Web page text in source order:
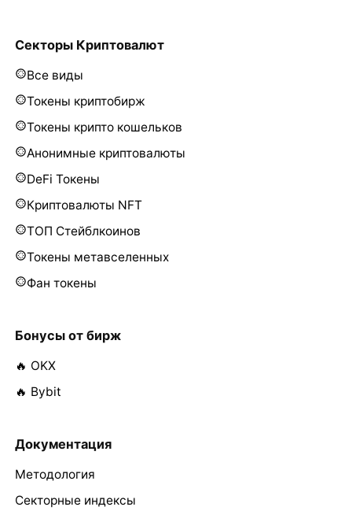
Секторы Криптовалют
Все виды
Токены криптобирж
Токены крипто кошельков
Анонимные криптовалюты
DeFi Токены
Криптовалюты NFT
ТОП Стейблкоинов
Токены метавселенных
Фан токены
Бонусы от бирж
🔥 OKX
🔥 Bybit
Документация
Методология
Секторные индексы